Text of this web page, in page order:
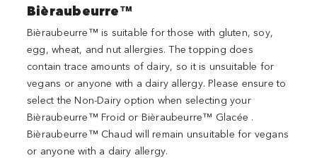
Bièraubeurre™
Bièraubeurre™ is suitable for those with gluten, soy,
egg, wheat, and nut allergies. The topping does
contain trace amounts of dairy, so it is unsuitable for
vegans or anyone with a dairy allergy. Please ensure to
select the Non-Dairy option when selecting your
Bièraubeurre™ Froid or Bièraubeurre™ Glacée .
Bièraubeurre™ Chaud will remain unsuitable for vegans
or anyone with a dairy allergy.